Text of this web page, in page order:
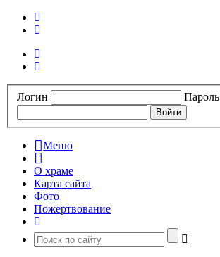
Логин Пароль
Меню
О храме
Карта сайта
Фото
Пожертвование